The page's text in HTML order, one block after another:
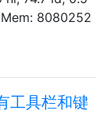
8080252
工具栏和键